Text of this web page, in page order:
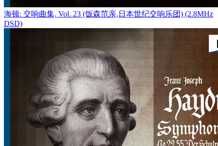
海顿: 交响曲集, Vol. 23 (饭森范亲,日本世纪交响乐团) (2.8MHz
DSD)